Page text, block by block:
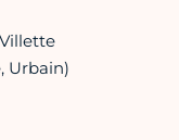
Urbain)